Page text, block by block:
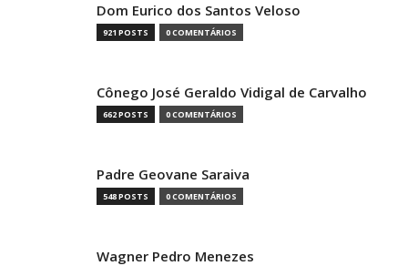
Dom Eurico dos Santos Veloso
921 POSTS 0 COMENTÁRIOS
Cônego José Geraldo Vidigal de Carvalho
662 POSTS 0 COMENTÁRIOS
Padre Geovane Saraiva
548 POSTS 0 COMENTÁRIOS
Wagner Pedro Menezes